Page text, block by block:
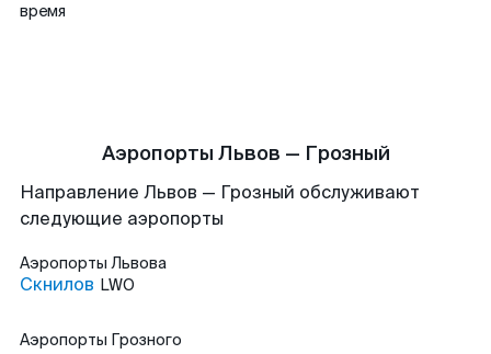
время
Аэропорты Львов — Грозный
Направление Львов — Грозный обслуживают
следующие аэропорты
Аэропорты Львова
Скнилов LWO
Аэропорты Грозного